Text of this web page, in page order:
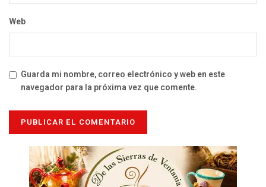
Web
Guarda mi nombre, correo electrónico y web en este
navegador para la próxima vez que comente.